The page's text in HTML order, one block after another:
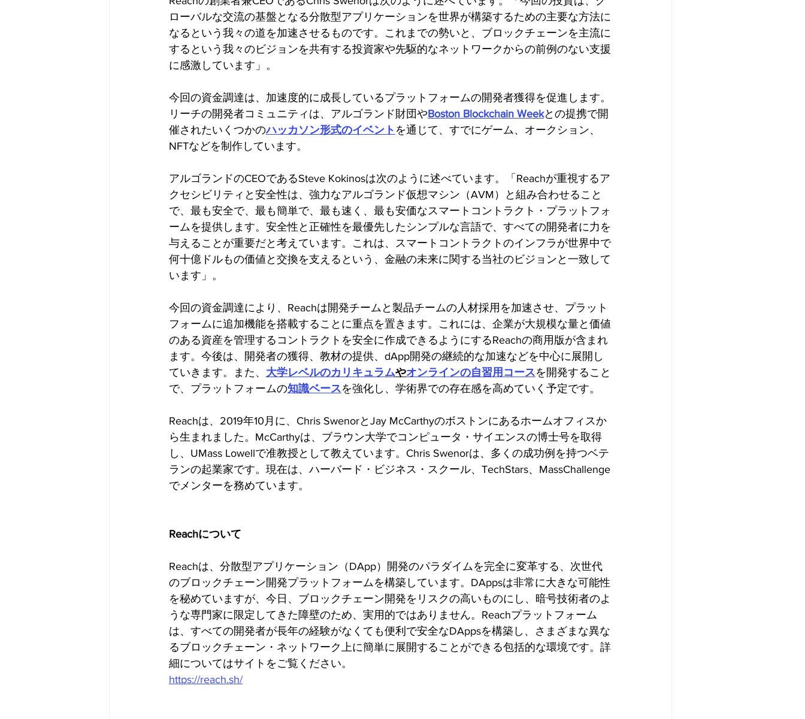
ローバルな交流の基盤となる分散型アプリケーションを世界が構築するための主要な方法に
なるという我々の道を加速させるものです。これまでの勢いと、ブロックチェーンを主流に
するという我々のビジョンを共有する投資家や先駆的なネットワークからの前例のない支援
に感激しています」。
今回の資金調達は、加速度的に成長しているプラットフォームの開発者獲得を促進します。
リーチの開発者コミュニティは、アルゴランド財団やBoston Blockchain Weekとの提携で開
催されたいくつかのハッカソン形式のイベント を通じて、すでにゲーム、オークション、
NFTなどを制作しています。
アルゴランドのCEOであるSteve Kokinosは次のように述べています。「Reachが重視するア
クセシビリティと安全性は、強力なアルゴランド仮想マシン（AVM）と組み合わせること
で、最も安全で、最も簡単で、最も速く、最も安価なスマートコントラクト・プラットフォ
ームを提供します。安全性と正確性を最優先したシンプルな言語で、すべての開発者に力を
与えることが重要だと考えています。これは、スマートコントラクトのインフラが世界中で
何十億ドルもの価値と交換を支えるという、金融の未来に関する当社のビジョンと一致して
います」。
今回の資金調達により、Reachは開発チームと製品チームの人材採用を加速させ、プラット
フォームに追加機能を搭載することに重点を置きます。これには、企業が大規模な量と価値
のある資産を管理するコントラクトを安全に作成できるようにするReachの商用版が含まれ
ます。今後は、開発者の獲得、教材の提供、dApp開発の継続的な加速などを中心に展開し
ていきます。また、 大学レベルのカリキュラムやオンラインの自習用コースを開発すること
で、プラットフォームの知識ベースを強化し、学術界での存在感を高めていく予定です。
Reachは、2019年10月に、Chris SwenorとJay McCarthyのボストンにあるホームオフィスか
ら生まれました。McCarthyは、ブラウン大学でコンピュータ・サイエンスの博士号を取得
し、UMass Lowellで准教授として教えています。Chris Swenorは、多くの成功例を持つベテ
ランの起業家です。現在は、ハーバード・ビジネス・スクール、TechStars、MassChallenge
でメンターを務めています。
Reachについて
Reachは、分散型アプリケーション（DApp）開発のパラダイムを完全に変革する、次世代
のブロックチェーン開発プラットフォームを構築しています。DAppsは非常に大きな可能性
を秘めていますが、今日、ブロックチェーン開発をリスクの高いものにし、暗号技術者のよ
うな専門家に限定してきた障壁のため、実用的ではありません。Reachプラットフォーム
は、すべての開発者が長年の経験がなくても便利で安全なDAppsを構築し、さまざまな異な
るブロックチェーン・ネットワーク上に簡単に展開することができる包括的な環境です。詳
細についてはサイトをご覧ください。
https://reach.sh/